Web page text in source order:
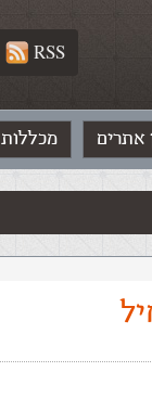
RSS
אתרים מכללות